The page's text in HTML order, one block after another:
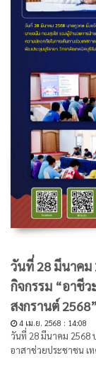
วันที่ 28 มีนาคม
กิจกรรม “อาชี
สงกรานต์ 2568”
4 เม.ย. 2568 : 14:08
วันที่ 28 มีนาคม 2568
อาสาช่วยประชาชน เ